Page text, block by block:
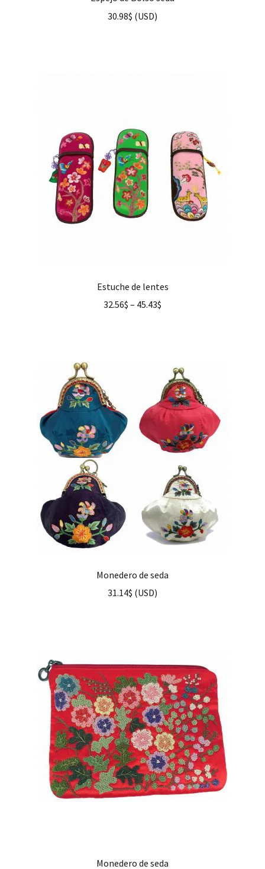
30.98$ (USD)
Estuche de lentes
32.56$ – 45.43$
Monedero de seda
31.14$ (USD)
Monedero de seda